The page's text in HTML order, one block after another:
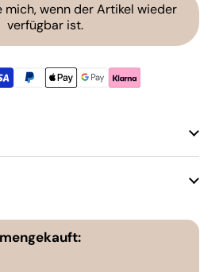
mich, wenn der Artikel wieder
verfügbar ist.